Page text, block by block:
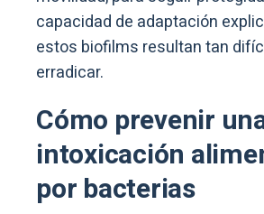
capacidad de adaptación
estos biofilms resultan tan
erradicar.
Cómo prevenir
intoxicación
por bacterias